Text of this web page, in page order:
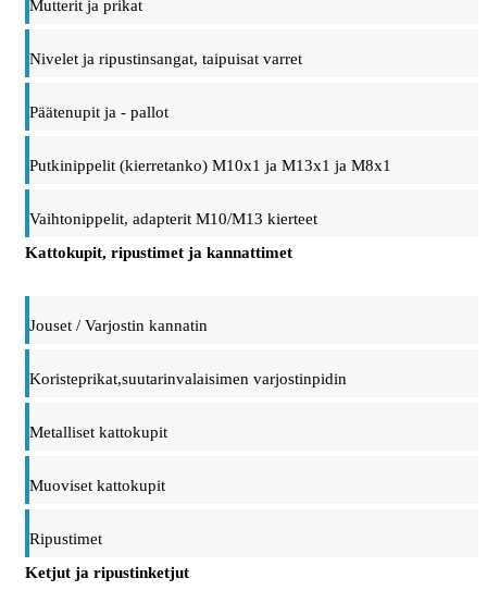
Mutterit ja prikat
Nivelet ja ripustinsangat, taipuisat varret
Päätenupit ja - pallot
Putkinippelit (kierretanko) M10x1 ja M13x1 ja M8x1
Vaihtonippelit, adapterit M10/M13 kierteet
Kattokupit, ripustimet ja kannattimet
Jouset / Varjostin kannatin
Koristeprikat,suutarinvalaisimen varjostinpidin
Metalliset kattokupit
Muoviset kattokupit
Ripustimet
Ketjut ja ripustinketjut